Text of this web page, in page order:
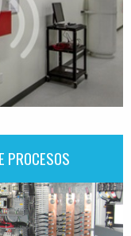
Información
PROCESOS